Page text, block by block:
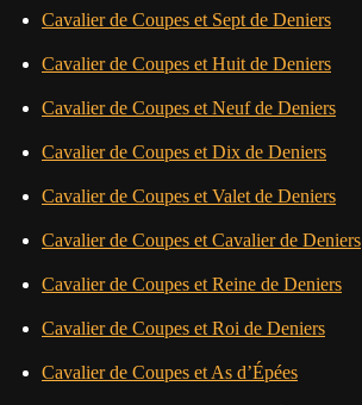
Cavalier de Coupes et Sept de Deniers
Cavalier de Coupes et Huit de Deniers
Cavalier de Coupes et Neuf de Deniers
Cavalier de Coupes et Dix de Deniers
Cavalier de Coupes et Valet de Deniers
Cavalier de Coupes et Cavalier de Deniers
Cavalier de Coupes et Reine de Deniers
Cavalier de Coupes et Roi de Deniers
Cavalier de Coupes et As d’Épées